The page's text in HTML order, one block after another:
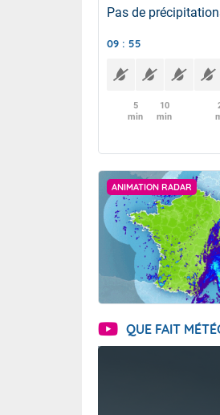
Pas de
09 : 55
5
min
10
min
ANIMATION RADAR
QUE FAIT